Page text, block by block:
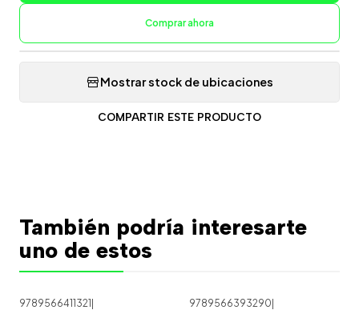
Comprar ahora
Mostrar stock de ubicaciones
COMPARTIR ESTE PRODUCTO
También podría interesarte
uno de estos
9789566411321 9789566393290